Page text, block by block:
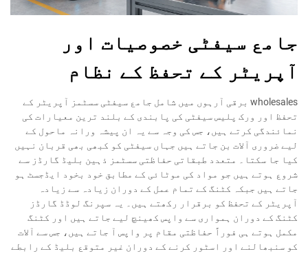
جامع سیفٹی خصوصیات اور
آپریٹر کے تحفظ کے نظام
wholesales برقی آرہوں میں شامل جامع سیفٹی سسٹمز آپریٹر کے
تحفظ اور ورک پلیس سیفٹی کی پابندی کے بلند ترین معیارات کی
نمائندگی کرتے ہیں، جس کی وجہ سے یہ ان پیشہ ورانہ ماحول کے
لیے ضروری آلات بن جاتے ہیں جہاں سیفٹی کو کبھی بھی قربان نہیں
کیا جا سکتا۔ متعدد طبقاتی حفاظتی سسٹمز ذہین بلیڈ گارڈز سے
شروع ہوتے ہیں جو مواد کی موٹائی کے مطابق خود بخود ایڈجسٹ ہو
جاتے ہیں جبکہ کٹنگ کے تمام عمل کے دوران زیادہ سے زیادہ
آپریٹر کے تحفظ کو برقرار رکھتے ہیں۔ یہ سپرنگ لوڈڈ گارڈز
کٹنگ کے دوران ہمواری سے واپس کھینچ لیے جاتے ہیں اور کٹنگ
مکمل ہوتے ہی فوراً حفاظتی مقام پر واپس آ جاتے ہیں، جس سے آلات
کو سنبھالنے اور اسٹور کرنے کے دوران غیر متوقع بلیڈ کے رابطے